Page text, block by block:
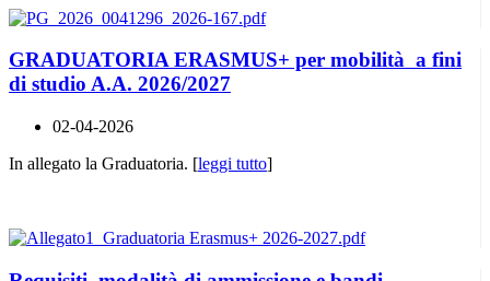
GRADUATORIA ERASMUS+ per mobilità a fini
di studio A.A. 2026/2027
02-04-2026
In allegato la Graduatoria. [leggi tutto]